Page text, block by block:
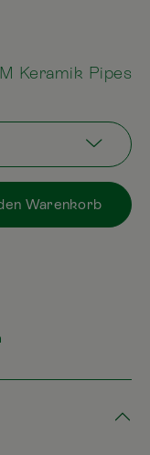
Keramik Pipes
Warenkorb